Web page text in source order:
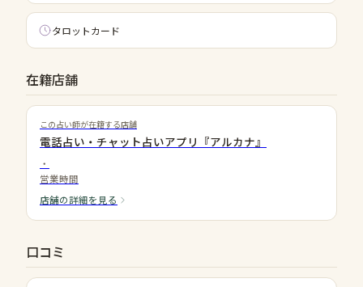
タロットカード
在籍店舗
この占い師が在籍する店舗
電話占い・チャット占いアプリ『アルカナ』
・
営業時間
店舗の詳細を見る
口コミ